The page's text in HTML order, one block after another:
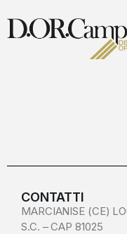
CONTATTI
MARCIANISE (CE)
S.C. – CAP 81025